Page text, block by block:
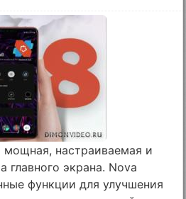
настраиваемая и
главного экрана. Nova
функции для улучшения